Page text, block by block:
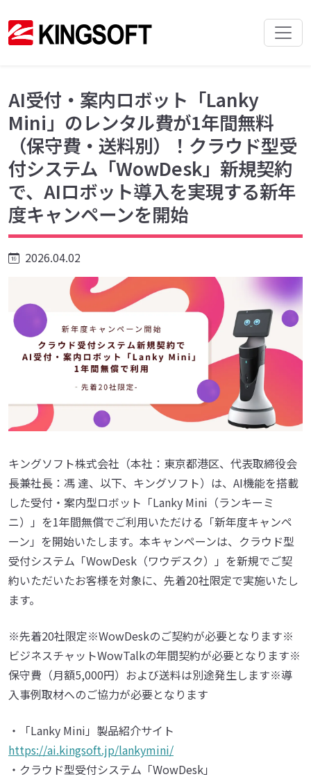
AI受付・案内ロボット「Lanky
Mini」のレンタル費が1年間無料
（保守費・送料別）！クラウド型受
付システム「WowDesk」新規契約
で、AIロボット導入を実現する新年
度キャンペーンを開始
2026.04.02
キングソフト株式会社（本社：東京都港区、代表取締役会
長兼社長：馮 達、以下、キングソフト）は、AI機能を搭載
した受付・案内型ロボット「Lanky Mini（ランキーミ
ニ）」を1年間無償でご利用いただける「新年度キャンペ
ーン」を開始いたします。本キャンペーンは、クラウド型
受付システム「WowDesk（ワウデスク）」を新規でご契
約いただいたお客様を対象に、先着20社限定で実施いたし
ます。
※先着20社限定※WowDeskのご契約が必要となります※
ビジネスチャットWowTalkの年間契約が必要となります※
保守費（月額5,000円）および送料は別途発生します※導
入事例取材へのご協力が必要となります
・「Lanky Mini」製品紹介サイト
https://ai.kingsoft.jp/lankymini/
・クラウド型受付システム「WowDesk」